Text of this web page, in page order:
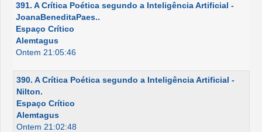
391. A Crítica Poética segundo a Inteligência Artificial -
JoanaBeneditaPaes..
Espaço Crítico
Alemtagus
Ontem 21:05:46
390. A Crítica Poética segundo a Inteligência Artificial -
Nilton.
Espaço Crítico
Alemtagus
Ontem 21:02:48